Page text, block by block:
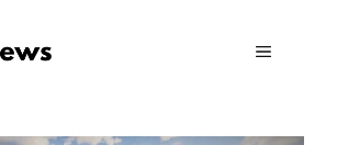
MENÜ